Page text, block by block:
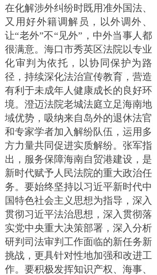
在化解涉外纠纷时既用准外国法、
又用好外籍调解员，以外调外、
让“老外”不“见外”，中外当事人都
很满意。海口市秀英区法院以专业
化审判为依托，以协同保护为路
径，持续深化法治宣传教育，营造
有利于未成年人健康成长的良好环
境。澄迈法院老城法庭立足海南地
域优势，吸纳来自岛外的退休法官
和专家学者加入解纷队伍，运用多
方力量共同促进实质解纷。张军指
出，服务保障海南自贸港建设，是
新时代赋予人民法院的重大政治任
务。要始终坚持以习近平新时代中
国特色社会主义思想为指导，深入
贯彻习近平法治思想，深入贯彻落
实党中央重大决策部署，深入分析
研判司法审判工作面临的新任务新
挑战，更具针对性地加强和改进工
作。要积极发挥知识产权、海事、